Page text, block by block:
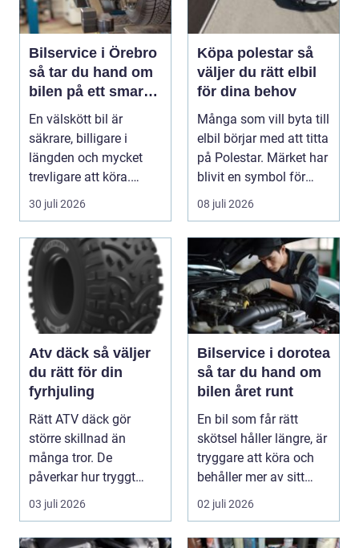
Bilservice i Örebro
så tar du hand om
bilen på ett smart
sätt
En välskött bil är
säkrare, billigare i
längden och mycket
trevligare att köra.
Trots det väntar mån...
30 juli 2026
Köpa polestar så
väljer du rätt elbil
för dina behov
Många som vill byta till
elbil börjar med att titta
på Polestar. Märket har
blivit en symbol för
mod...
08 juli 2026
Atv däck så väljer
du rätt för din
fyrhjuling
Rätt ATV däck gör
större skillnad än
många tror. De
påverkar hur tryggt
fyrhjulingen beter sig
på vä...
03 juli 2026
Bilservice i dorotea
så tar du hand om
bilen året runt
En bil som får rätt
skötsel håller längre, är
tryggare att köra och
behåller mer av sitt
värde. I no...
02 juli 2026